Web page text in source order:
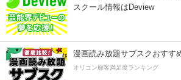
スクール情報はDeview
漫画読み放題サブスクおすす
オリコン顧客満足度ランキング